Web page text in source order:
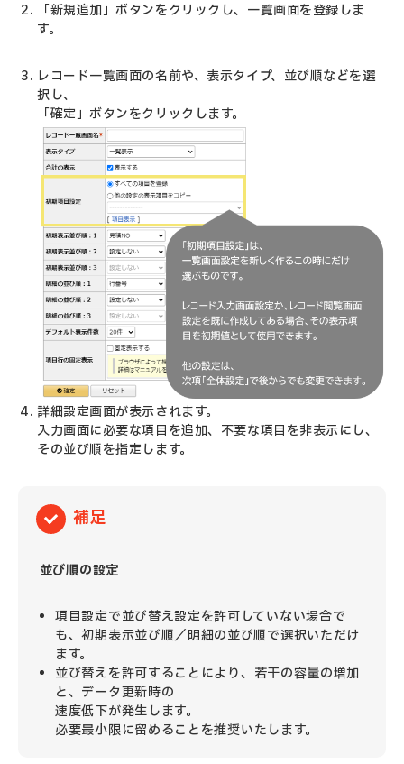
「新規追加」ボタンをクリックし、一覧画面を登録しま
す。
レコード一覧画面の名前や、表示タイプ、並び順などを選
択し、
「確定」ボタンをクリックします。
詳細設定画面が表示されます。
入力画面に必要な項目を追加、不要な項目を非表示にし、
その並び順を指定します。
補足
並び順の設定
項目設定で並び替え設定を許可していない場合で
も、初期表示並び順／明細の並び順で選択いただけ
ます。
並び替えを許可することにより、 若干の容量の増加
と、データ更新時の
速度低下が発生します。
必要最小限に留めることを推奨いたします。